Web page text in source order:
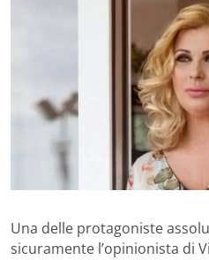
Una delle protagoniste
sicuramente l’opinionista di